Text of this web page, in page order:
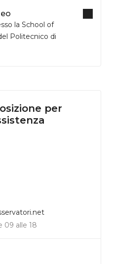
la School of
Politecnico di
per
09 alle 18